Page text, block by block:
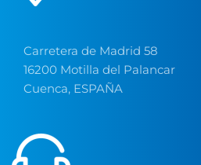
Carretera de Madrid 58
16200 Motilla del Palancar
Cuenca, ESPAÑA